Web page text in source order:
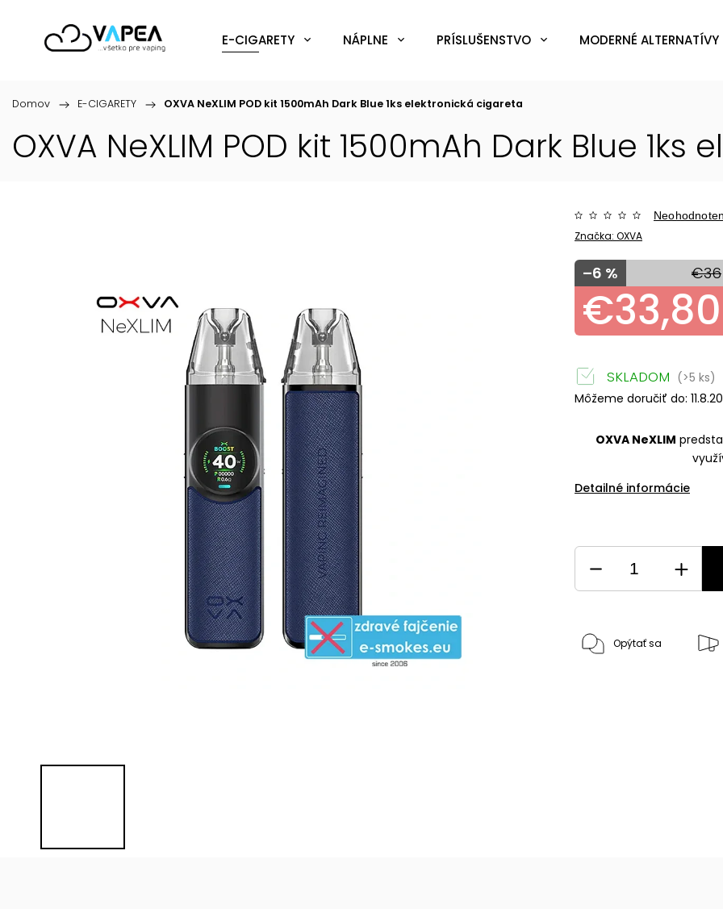
E-CIGARETY NÁPLNE PRÍSLUŠENSTVO MODERNÉ
Domov / E-CIGARETY / OXVA NeXLIM POD kit 1500mAh Dark Blue 1ks elektronická cigareta
OXVA NeXLIM POD kit 1500mAh Dark Blue 1ks
Značka:OXVA
€36
–6 %
€33,80
OXVA NeXLIM
Detailné informácie
SKLADOM (>5 ks)
Môžeme doručiť do:
Opýtať sa